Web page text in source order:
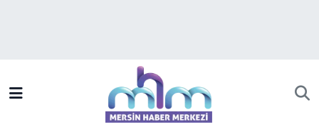
Mersin Trafik Yoğunluk Haritası